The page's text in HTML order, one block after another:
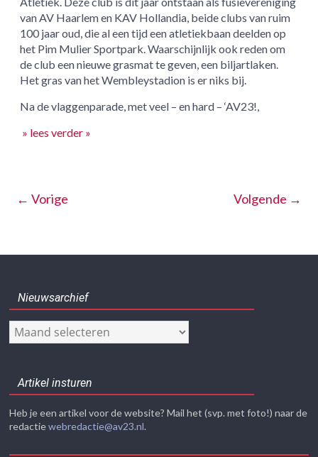
van AV Haarlem en KAV Hollandia, beide clubs van ruim
100 jaar oud, die al een tijd een atletiekbaan deelden op
het Pim Mulier Sportpark. Waarschijnlijk ook reden om
de club een nieuwe grasmat te geven, een biljartlaken.
Het gras van het Wembleystadion is er niks bij.
Na de vlaggenparade, met veel – en hard – ‘AV23!,
» lees verder »
← Vorige Volgende →
Nieuwsarchief
Nieuwsarchief
Artikel insturen
Heb je een artikel voor de website? Mail het (svp. met foto!) naar de
redactiewebredactie@av23.nl.